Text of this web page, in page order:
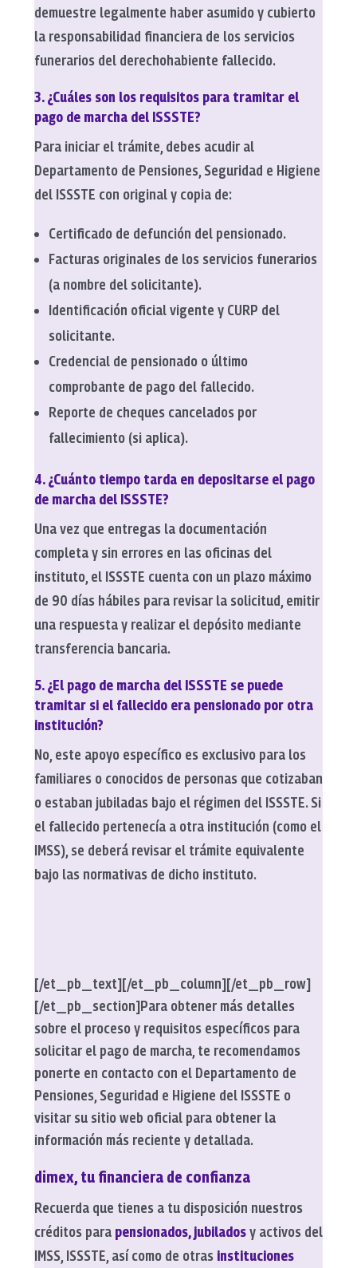
demuestre legalmente haber asumido y cubierto
la responsabilidad financiera de los servicios
funerarios del derechohabiente fallecido.
3. ¿Cuáles son los requisitos para tramitar el
pago de marcha del ISSSTE?
Para iniciar el trámite, debes acudir al
Departamento de Pensiones, Seguridad e Higiene
del ISSSTE con original y copia de:
Certificado de defunción del pensionado.
Facturas originales de los servicios funerarios
(a nombre del solicitante).
Identificación oficial vigente y CURP del
solicitante.
Credencial de pensionado o último
comprobante de pago del fallecido.
Reporte de cheques cancelados por
fallecimiento (si aplica).
4. ¿Cuánto tiempo tarda en depositarse el pago
de marcha del ISSSTE?
Una vez que entregas la documentación
completa y sin errores en las oficinas del
instituto, el ISSSTE cuenta con un plazo máximo
de 90 días hábiles para revisar la solicitud, emitir
una respuesta y realizar el depósito mediante
transferencia bancaria.
5. ¿El pago de marcha del ISSSTE se puede
tramitar si el fallecido era pensionado por otra
institución?
No, este apoyo específico es exclusivo para los
familiares o conocidos de personas que cotizaban
o estaban jubiladas bajo el régimen del ISSSTE. Si
el fallecido pertenecía a otra institución (como el
IMSS), se deberá revisar el trámite equivalente
bajo las normativas de dicho instituto.
[/et_pb_text][/et_pb_column][/et_pb_row]
[/et_pb_section]Para obtener más detalles
sobre el proceso y requisitos específicos para
solicitar el pago de marcha, te recomendamos
ponerte en contacto con el Departamento de
Pensiones, Seguridad e Higiene del ISSSTE o
visitar su sitio web oficial para obtener la
información más reciente y detallada.
dimex, tu financiera de confianza
Recuerda que tienes a tu disposición nuestros
créditos para pensionados, jubiladosy activos del
IMSS, ISSSTE, así como de otras instituciones